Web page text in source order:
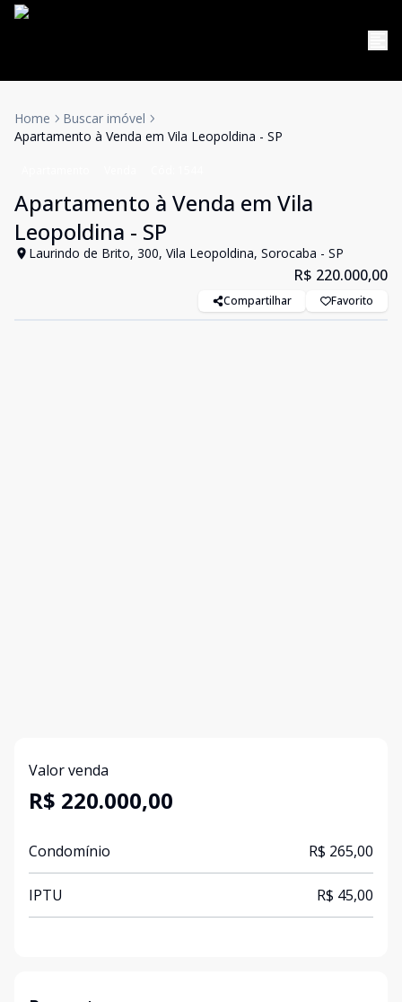
Home
Buscar imóvel
Apartamento à Venda em Vila Leopoldina - SP
Apartamento à Venda em Vila
Leopoldina - SP
Laurindo de Brito, 300, Vila Leopoldina, Sorocaba - SP
R$ 220.000,00
Compartilhar Favorito
Valor venda
R$ 220.000,00
Condomínio R$ 265,00
IPTU R$ 45,00